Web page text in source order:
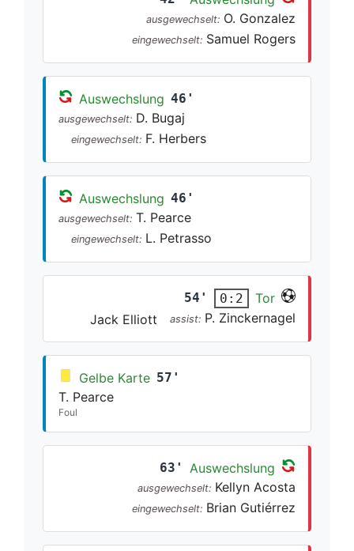
ausgewechselt: O. Gonzalez
eingewechselt: Samuel Rogers
Auswechslung 46'
ausgewechselt: D. Bugaj
eingewechselt: F. Herbers
Auswechslung 46'
ausgewechselt: T. Pearce
eingewechselt: L. Petrasso
54' 0:2
Tor
Jack Elliott
assist: P. Zinckernagel
Gelbe Karte 57'
T. Pearce
Foul
63' Auswechslung
ausgewechselt: Kellyn Acosta
eingewechselt: Brian Gutiérrez